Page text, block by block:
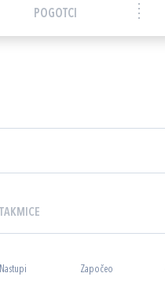
POGOTCI
Nastupi Započeo